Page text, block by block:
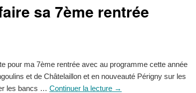
sa 7ème rentrée
pour ma 7ème rentrée avec au programme cette année
et de Châtelaillon et en nouveauté Périgny sur les
les bancs … Continuer la lecture →